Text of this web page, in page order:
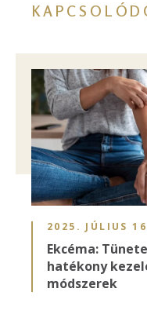
Image
2025. JÚLIUS
Ekcéma:
hatékony
módszerek